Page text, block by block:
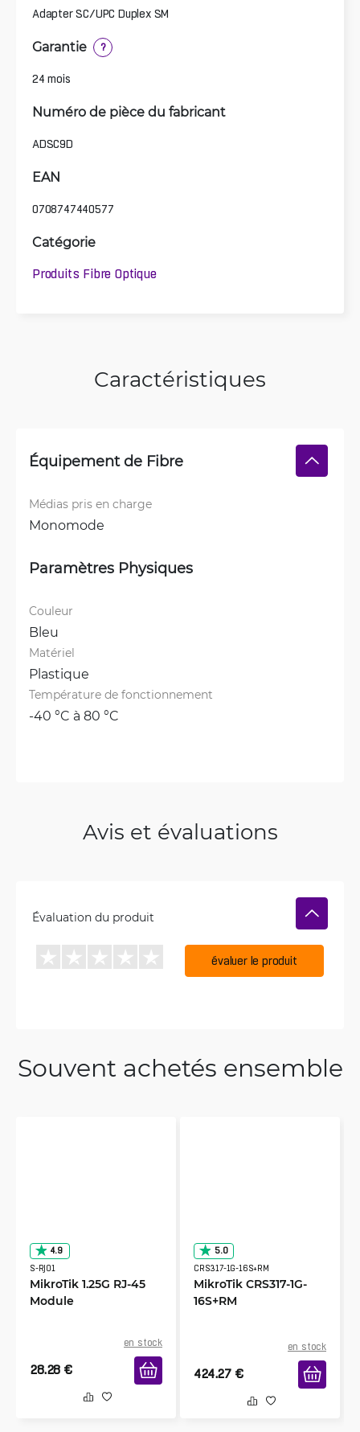
Adapter SC/UPC Duplex SM
Garantie ?
24 mois
Numéro de pièce du fabricant
ADSC9D
EAN
0708747440577
Catégorie
Produits Fibre Optique
Caractéristiques
Équipement de Fibre
Médias pris en charge
Monomode
Paramètres Physiques
Couleur
Bleu
Matériel
Plastique
Température de fonctionnement
-40 °C à 80 °C
Avis et évaluations
Évaluation du produit
évaluer le produit
Souvent achetés ensemble
4.9
S-RJ01
MikroTik 1.25G RJ-45
Module
en stock
28.28 €
5.0
CRS317-1G-16S+RM
MikroTik CRS317-1G-
16S+RM
en stock
424.27 €